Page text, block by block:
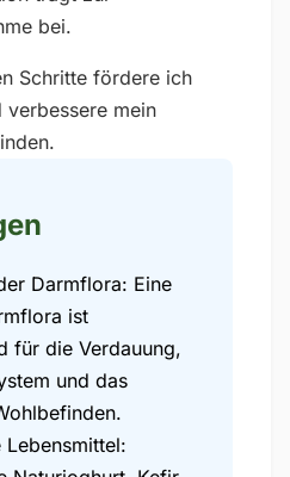
bei.
Schritte fördere ich
verbessere mein
Darmflora: Eine
ist
für die Verdauung,
und das